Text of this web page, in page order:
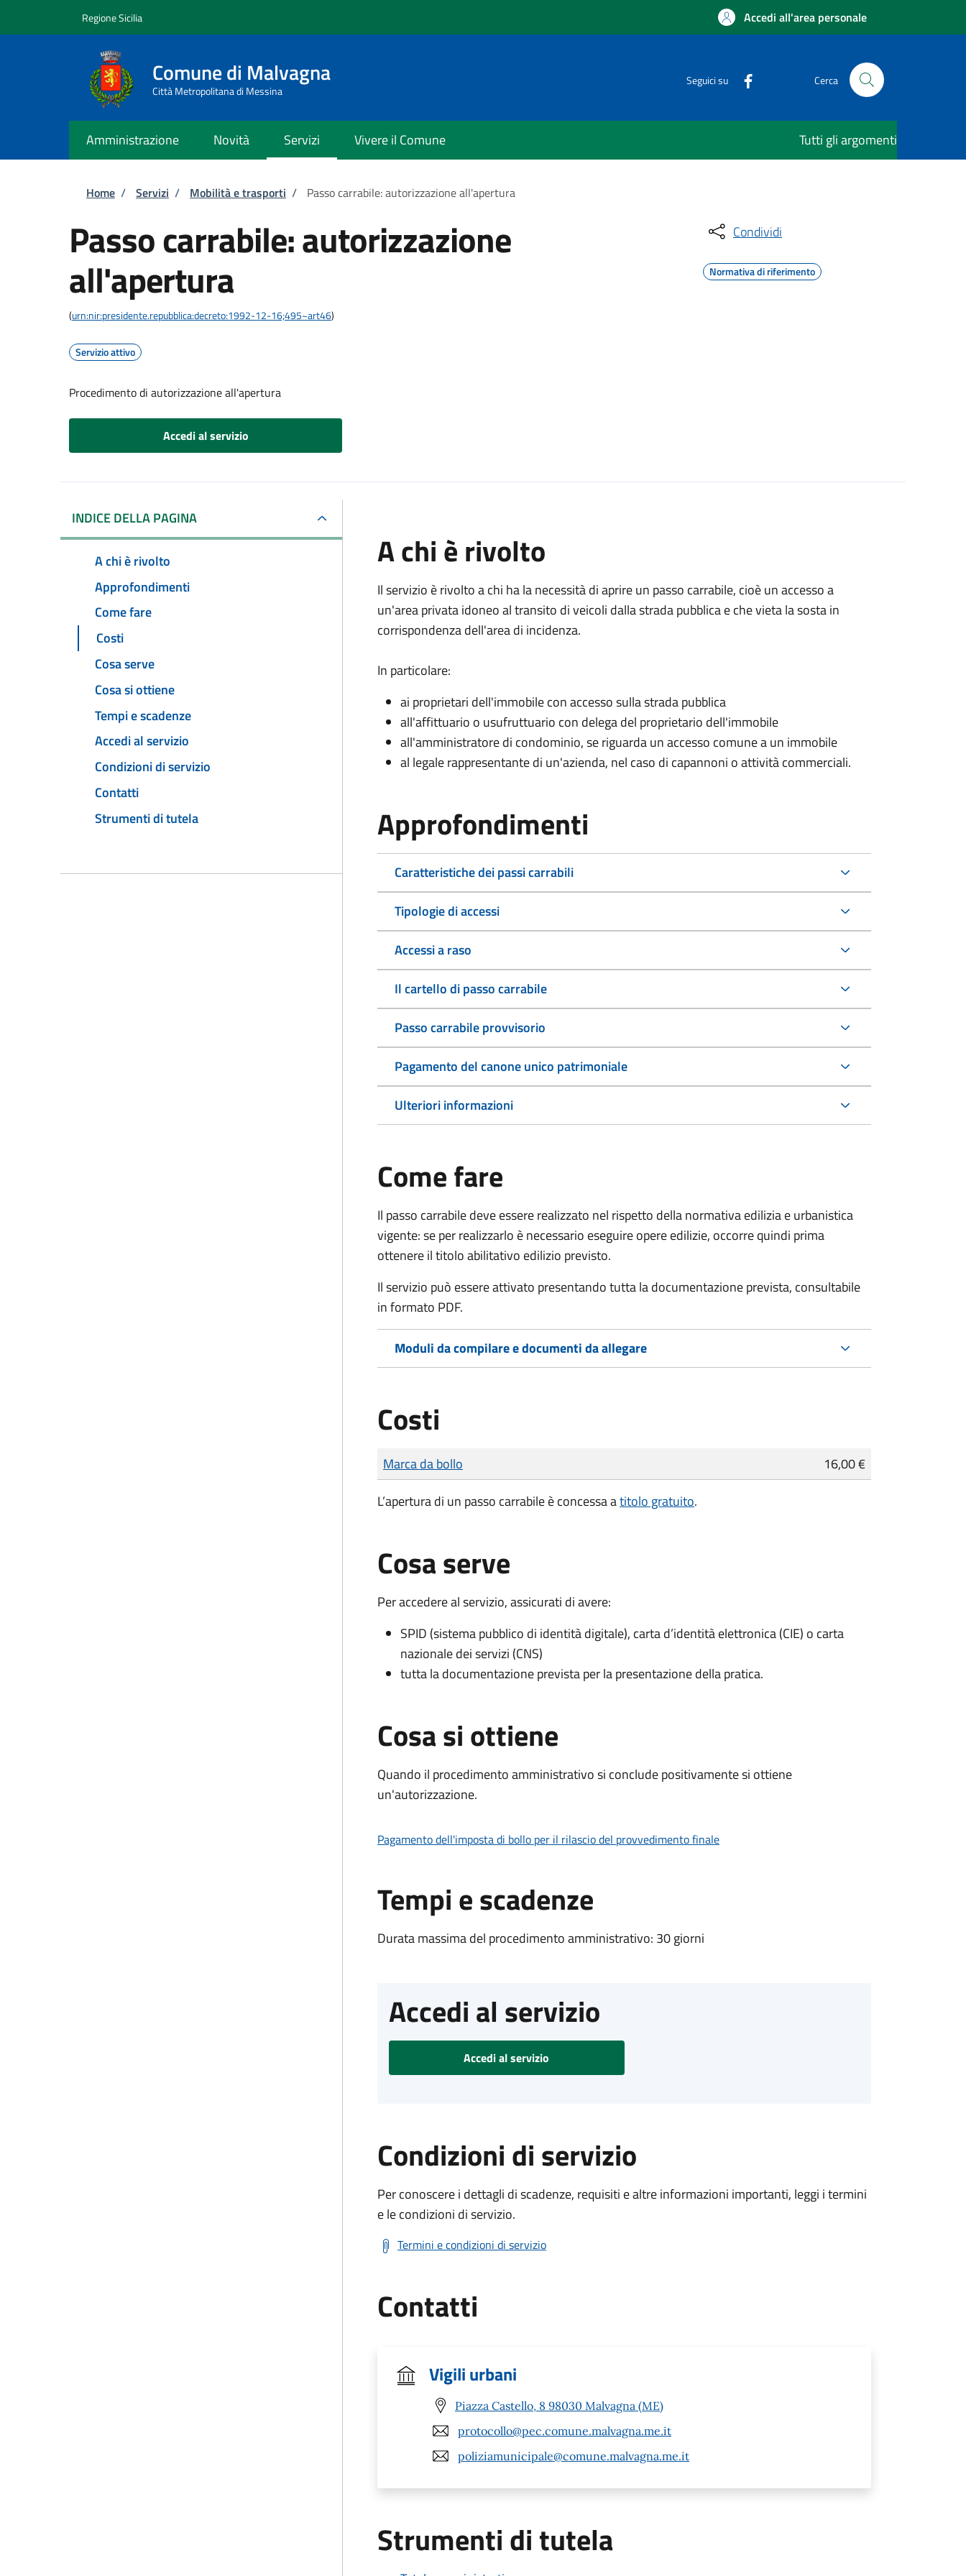
Regione Sicilia Accedi all'area personale
Comune di Malvagna
Città Metropolitana di Messina
Seguici su Cerca
Amministrazione Novità Servizi Vivere il Comune Tutti gli argomenti
Briciole di pane
Home / Servizi / Mobilità e trasporti / Passo carrabile: autorizzazione all'apertura
Passo carrabile: autorizzazione
all'apertura
(urn:nir:presidente.repubblica:decreto:1992-12-16;495~art46)
Servizio attivo
Procedimento di autorizzazione all'apertura
Accedi al servizio
Condividi
Normativa di riferimento
INDICE DELLA PAGINA
A chi è rivolto
Approfondimenti
Come fare
Costi
Cosa serve
Cosa si ottiene
Tempi e scadenze
Accedi al servizio
Condizioni di servizio
Contatti
Strumenti di tutela
A chi è rivolto
Il servizio è rivolto a chi ha la necessità di aprire un passo carrabile, cioè un accesso a
un'area privata idoneo al transito di veicoli dalla strada pubblica e che vieta la sosta in
corrispondenza dell'area di incidenza.
In particolare:
ai proprietari dell'immobile con accesso sulla strada pubblica
all'affittuario o usufruttuario con delega del proprietario dell'immobile
all'amministratore di condominio, se riguarda un accesso comune a un immobile
al legale rappresentante di un'azienda, nel caso di capannoni o attività commerciali.
Approfondimenti
Caratteristiche dei passi carrabili
Tipologie di accessi
Accessi a raso
Il cartello di passo carrabile
Passo carrabile provvisorio
Pagamento del canone unico patrimoniale
Ulteriori informazioni
Come fare
Il passo carrabile deve essere realizzato nel rispetto della normativa edilizia e urbanistica
vigente: se per realizzarlo è necessario eseguire opere edilizie, occorre quindi prima
ottenere il titolo abilitativo edilizio previsto.
Il servizio può essere attivato presentando tutta la documentazione prevista, consultabile
in formato PDF.
Moduli da compilare e documenti da allegare
Costi
Tipo di pagamento
Importo
Marca da bollo
16,00 €
L’apertura di un passo carrabile è concessa atitolo gratuito.
Cosa serve
Per accedere al servizio, assicurati di avere:
SPID (sistema pubblico di identità digitale), carta d’identità elettronica (CIE) o carta
nazionale dei servizi (CNS)
tutta la documentazione prevista per la presentazione della pratica.
Cosa si ottiene
Quando il procedimento amministrativo si conclude positivamente si ottiene
un'autorizzazione.
Pagamento dell'imposta di bollo per il rilascio del provvedimento finale
Tempi e scadenze
Durata massima del procedimento amministrativo: 30 giorni
Accedi al servizio
Accedi al servizio
Condizioni di servizio
Per conoscere i dettagli di scadenze, requisiti e altre informazioni importanti, leggi i termini
e le condizioni di servizio.
Termini e condizioni di servizio
Contatti
Vigili urbani
Piazza Castello, 8 98030 Malvagna (ME)
protocollo@pec.comune.malvagna.me.it
poliziamunicipale@comune.malvagna.me.it
Strumenti di tutela